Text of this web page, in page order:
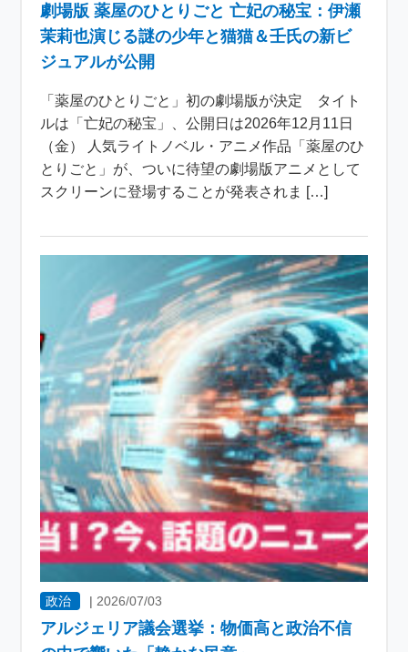
劇場版 薬屋のひとりごと 亡妃の秘宝：伊瀬
茉莉也演じる謎の少年と猫猫＆壬氏の新ビ
ジュアルが公開
「薬屋のひとりごと」初の劇場版が決定 タイト
ルは「亡妃の秘宝」、公開日は2026年12月11日
（金） 人気ライトノベル・アニメ作品「薬屋のひ
とりごと」が、ついに待望の劇場版アニメとして
スクリーンに登場することが発表されま […]
政治 | 2026/07/03
アルジェリア議会選挙：物価高と政治不信